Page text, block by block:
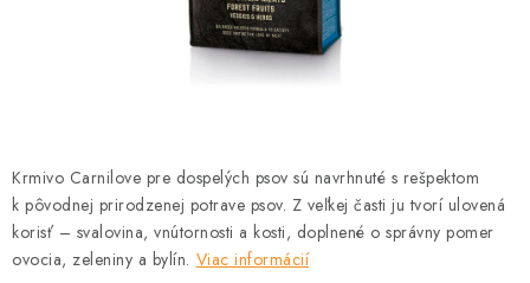
HOSPODÁRSKE ZVIERATÁ
VONKAJŠIE VTÁCTVO
GELOREN KĽBOVÁ VÝŽIVA
Krmivo Carnilove pre dospelých psov sú navrhnuté s rešpektom
k pôvodnej prirodzenej potrave psov. Z veľkej časti ju tvorí ulovená
korisť – svalovina, vnútornosti a kosti, doplnené o správny pomer
ovocia, zeleniny a bylín. Viac informácií